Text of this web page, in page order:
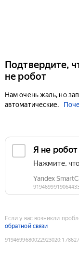
Подтвердите,
не робот
Нам очень жаль, но
автоматические.
Если у вас возникли
обратной связи
9194699680022923020: